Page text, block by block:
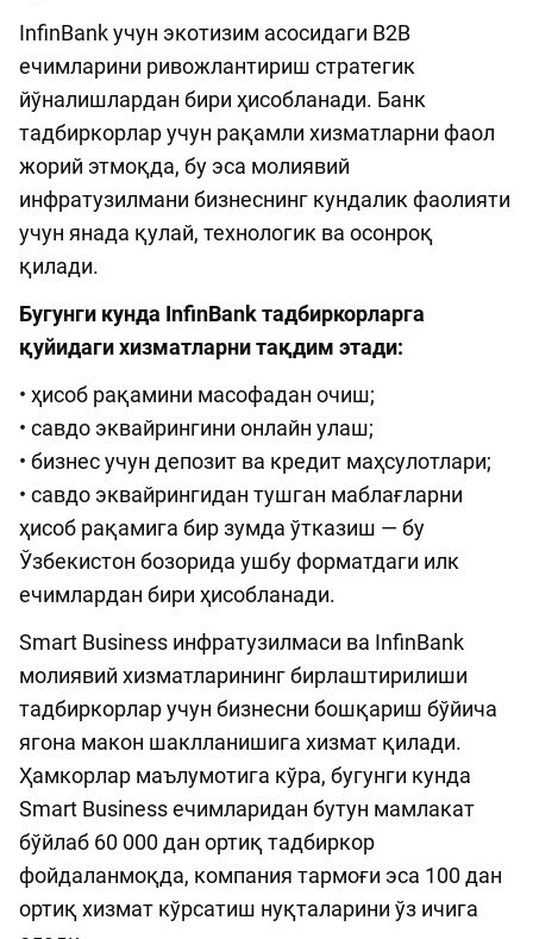
InfinBank учун экотизим асосидаги B2B
ечимларини ривожлантириш стратегик
йўналишлардан бири ҳисобланади. Банк
тадбиркорлар учун рақамли хизматларни фаол
жорий этмоқда, бу эса молиявий
инфратузилмани бизнеснинг кундалик фаолияти
учун янада қулай, технологик ва осонроқ
қилади.
Бугунги кунда InfinBank тадбиркорларга
қуйидаги хизматларни тақдим этади:
• ҳисоб рақамини масофадан очиш;
• савдо эквайрингини онлайн улаш;
• бизнес учун депозит ва кредит маҳсулотлари;
• савдо эквайрингидан тушган маблағларни
ҳисоб рақамига бир зумда ўтказиш — бу
Ўзбекистон бозорида ушбу форматдаги илк
ечимлардан бири ҳисобланади.
Smart Business инфратузилмаси ва InfinBank
молиявий хизматларининг бирлаштирилиши
тадбиркорлар учун бизнесни бошқариш бўйича
ягона макон шаклланишига хизмат қилади.
Ҳамкорлар маълумотига кўра, бугунги кунда
Smart Business ечимларидан бутун мамлакат
бўйлаб 60 000 дан ортиқ тадбиркор
фойдаланмоқда, компания тармоғи эса 100 дан
ортиқ хизмат кўрсатиш нуқталарини ўз ичига